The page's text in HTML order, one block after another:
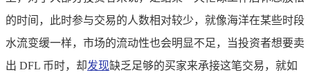
的时间，此时参与交易的人数相对较少，就像海洋在某些时段
水流变缓一样，市场的流动性也会明显不足，当投资者想要卖
出 DFL 币时，却发现缺乏足够的买家来承接这笔交易，就如